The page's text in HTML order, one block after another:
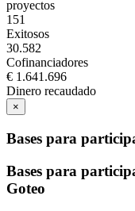
proyectos
151
Exitosos
30.582
Cofinanciadores
€ 1.641.696
Dinero recaudado
×
Bases para
Bases para
Goteo